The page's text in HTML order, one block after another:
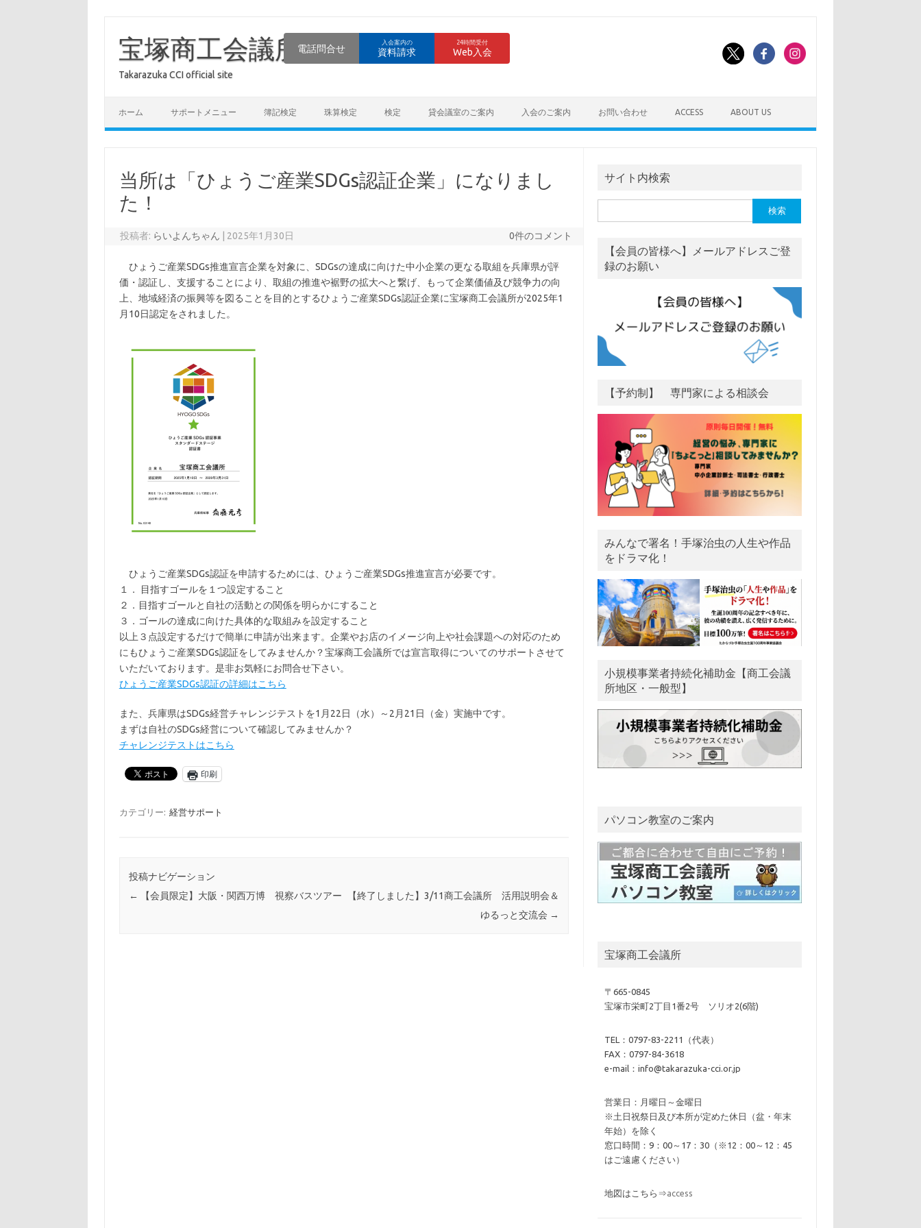
電話問合せ
入会案内の
資料請求
24時間受付
Web入会
宝塚商工会議所
Takarazuka CCI official site
ホーム サポートメニュー 簿記検定 珠算検定 検定 貸会議室のご案内 入会のご案内 お問い合わせ ACCESS ABOUT US
当所は「ひょうご産業SDGs認証企業」になりまし
た！
投稿者: らいよんちゃん 2025年1月30日 0件のコメント
ひょうご産業SDGs推進宣言企業を対象に、SDGsの達成に向けた中小企業の更なる取組を兵庫県が評
価・認証し、支援することにより、取組の推進や裾野の拡大へと繋げ、もって企業価値及び競争力の向
上、地域経済の振興等を図ることを目的とするひょうご産業SDGs認証企業に宝塚商工会議所が2025年1
月10日認定をされました。
ひょうご産業SDGs認証を申請するためには、ひょうご産業SDGs推進宣言が必要です。
１． 目指すゴールを１つ設定すること
２．目指すゴールと自社の活動との関係を明らかにすること
３．ゴールの達成に向けた具体的な取組みを設定すること
以上３点設定するだけで簡単に申請が出来ます。企業やお店のイメージ向上や社会課題への対応のため
にもひょうご産業SDGs認証をしてみませんか？宝塚商工会議所では宣言取得についてのサポートさせて
いただいております。是非お気軽にお問合せ下さい。
ひょうご産業SDGs認証の詳細はこちら
また、兵庫県はSDGs経営チャレンジテストを1月22日（水）～2月21日（金）実施中です。
まずは自社のSDGs経営について確認してみませんか？
チャレンジテストはこちら
印刷
カテゴリー: 経営サポート
投稿ナビゲーション
←
【会員限定】大阪・関西万博 視察バスツアー
【終了しました】3/11商工会議所 活用説明会＆
ゆるっと交流会 →
サイト内検索
索:
【会員の皆様へ】メールアドレスご登
録のお願い
【予約制】 専門家による相談会
みんなで署名！手塚治虫の人生や作品
をドラマ化！
小規模事業者持続化補助金【商工会議
所地区・一般型】
パソコン教室のご案内
宝塚商工会議所
〒665-0845
宝塚市栄町2丁目1番2号 ソリオ2(6階)
TEL：0797-83-2211（代表）
FAX：0797-84-3618
e-mail：info@takarazuka-cci.or.jp
営業日：月曜日～金曜日
※土日祝祭日及び本所が定めた休日（盆・年末
年始）を除く
窓口時間：9：00～17：30（※12：00～12：45
はご遠慮ください）
地図はこちら⇒access